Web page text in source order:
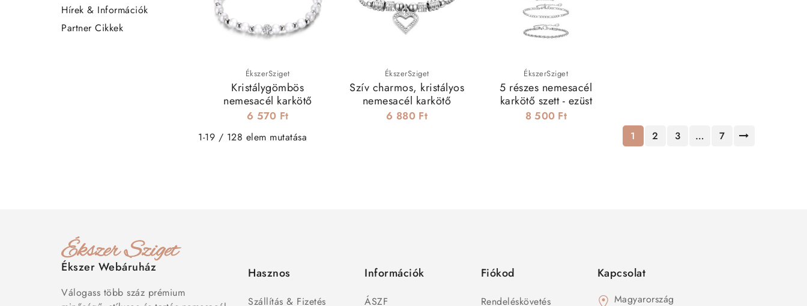
Hírek & Információk
Partner Cikkek
ÉkszerSziget
Kristálygömbös
nemesacél karkötő
6 570 Ft
ÉkszerSziget
Szív charmos, kristályos
nemesacél karkötő
6 880 Ft
ÉkszerSziget
5 részes nemesacél
karkötő szett - ezüst
8 500 Ft
1-19 / 128 elem mutatása 1 2 3 … 7
Ékszer Webáruház
Válogass több száz prémium
Hasznos
Szállítás & Fizetés
Információk
ÁSZF
Fiókod
Rendeléskövetés
Kapcsolat
Magyarország